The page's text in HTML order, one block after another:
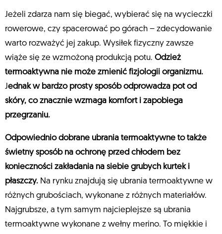
Jeżeli zdarza nam się biegać, wybierać się na wycieczki
rowerowe, czy spacerować po górach – zdecydowanie
warto rozważyć jej zakup. Wysiłek fizyczny zawsze
wiąże się ze wzmożoną produkcją potu. Odzież
termoaktywna nie może zmienić fizjologii organizmu.
Jednak w bardzo prosty sposób odprowadza pot od
skóry, co znacznie wzmaga komfort i zapobiega
przegrzaniu.
Odpowiednio dobrane ubrania termoaktywne to także
świetny sposób na ochronę przed chłodem bez
konieczności zakładania na siebie grubych kurtek i
płaszczy. Na rynku znajdują się ubrania termoaktywne w
różnych grubościach, wykonane z różnych materiałów.
Najgrubsze, a tym samym najcieplejsze są ubrania
termoaktywne wykonane z wełny merino. To miękkie i